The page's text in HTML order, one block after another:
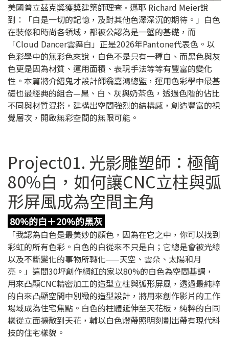
美國普立茲克獎獲獎建築師理查·邁耶 Richard Meier說
到：「白是一切的記憶，及對其他色澤深沉的期待。」白色
在裝修和時尚各領域，都被公認為是一蟹的基礎，而
「Cloud Dancer雲舞白」正是2026年Pantone代表色。以
色彩學中的無彩色來說，白色不是只有一種白、而黑色與灰
色更是因為材質、運用面積、表現手法等等有豐富的變化
性。本篇將介紹鬼才設計師翁嘉鴻總監，運用色彩學中最基
礎也最經典的組合—黑、白、灰與奶茶色，透過色階的佔比
不同與材質混搭，建構出空間強烈的結構感，創造豐富的視
覺層次，開啟無彩空間的無限可能。
Project01. 光影雕塑師：極簡
80%白，如何讓CNC立柱與弧
形屏風成為空間主角
80%的白＋20%的黑灰
「我認為白色是最美妙的顏色，因為在它之中，你可以找到
彩虹的所有色彩。白色的白從來不只是白；它總是會被光線
以及不斷變化的事物所轉化——天空、雲朵、太陽和月
亮。」這間30坪創作網紅的家以80%的白色為空間基調，
用來凸顯CNC精密加工的造型立柱與弧形屏風，透過最純粹
的白來凸顯空間中別緻的造型設計，將用來創作影片的工作
場域成為住宅焦點。白色的柱體延伸至天花板，純粹的白同
樣從立面擴散到天花，輔以白色燈帶照明刻劃出帶有現代科
技的住宅樣貌。